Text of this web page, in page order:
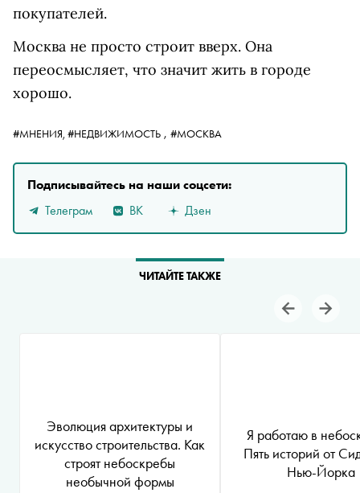
покупателей.
Москва не просто строит вверх. Она
переосмысляет, что значит жить в городе
хорошо.
#МНЕНИЯ, #НЕДВИЖИМОСТЬ , #МОСКВА
Подписывайтесь на наши соцсети:
Телеграм
ВК Дзен
ЧИТАЙТЕ ТАКЖЕ
Эволюция архитектуры и
искусство строительства. Как
строят небоскребы
необычной формы
Я работаю в
Пять историй от
Нью-Йорка